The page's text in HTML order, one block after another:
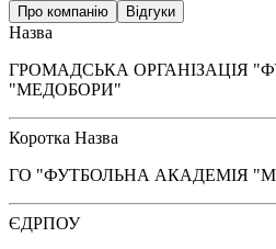
Про компанію Відгуки
Назва
ГРОМАДСЬКА ОРГАНІЗАЦІЯ
"МЕДОБОРИ"
Коротка Назва
ГО "ФУТБОЛЬНА АКАДЕМІЯ
ЄДРПОУ